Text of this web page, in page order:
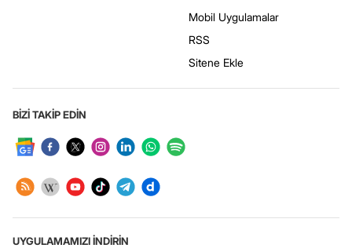
Mobil Uygulamalar
RSS
Sitene Ekle
BİZİ TAKİP EDİN
UYGULAMAMIZI İNDİRİN